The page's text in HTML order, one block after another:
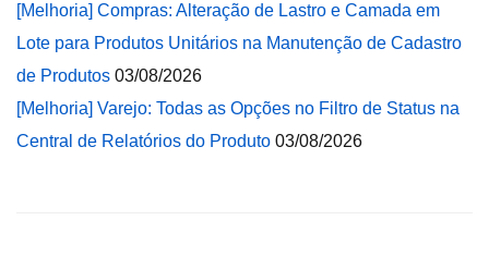
[Melhoria] Compras: Alteração de Lastro e Camada em
Lote para Produtos Unitários na Manutenção de Cadastro
de Produtos 03/08/2026
[Melhoria] Varejo: Todas as Opções no Filtro de Status na
Central de Relatórios do Produto 03/08/2026